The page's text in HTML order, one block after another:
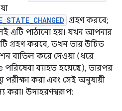
গ্রহণ করবে;
এটি পাঠানো হয়। যখন আপনার
গ্রহণ করবে, তখন তার উচিত
বাতিল করে দেওয়া (ধরে
পরিষেবা ব্যাহত হয়েছে), তারপর
পরীক্ষা করা এবং সেই অনুযায়ী
করা। উদাহরণস্বরূপ: